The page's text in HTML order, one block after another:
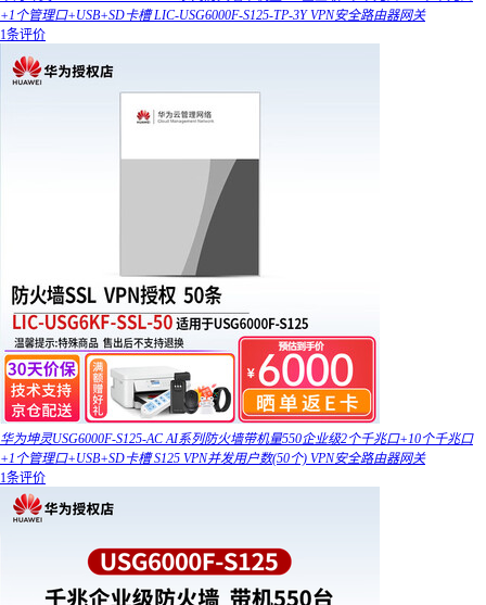
+1个管理口+USB+SD卡槽 LIC-USG6000F-S125-TP-3Y VPN安全路由器网关
1条评价
华为坤灵USG6000F-S125-AC AI系列防火墙带机量550企业级2个千兆口+10个千兆口
+1个管理口+USB+SD卡槽 S125 VPN并发用户数(50个) VPN安全路由器网关
1条评价